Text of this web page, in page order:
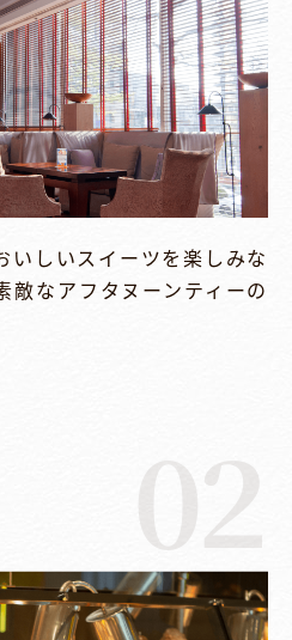
いしいスイーツを楽しみな
敵なアフタヌーンティーの
02